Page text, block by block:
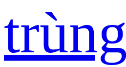
trùng